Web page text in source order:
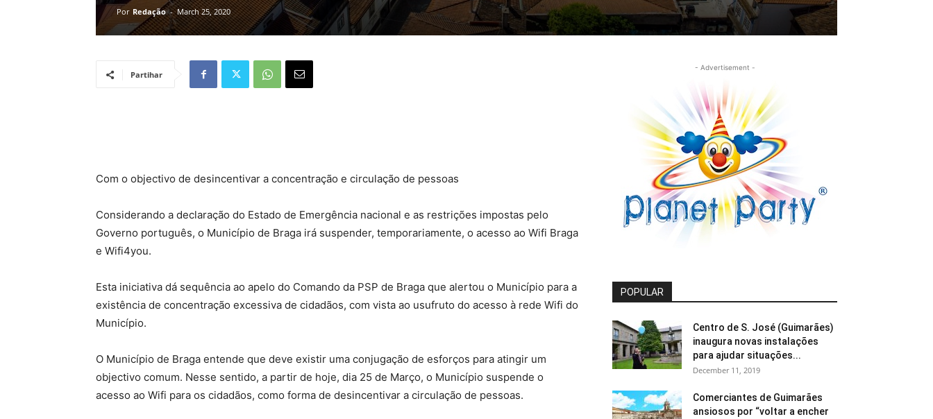
Por Redação - March 25, 2020
Partihar
Com o objectivo de desincentivar a concentração e circulação de pessoas
Considerando a declaração do Estado de Emergência nacional e as restrições impostas pelo
Governo português, o Município de Braga irá suspender, temporariamente, o acesso ao Wifi Braga
e Wifi4you.
Esta iniciativa dá sequência ao apelo do Comando da PSP de Braga que alertou o Município para a
existência de concentração excessiva de cidadãos, com vista ao usufruto do acesso à rede Wifi do
Município.
O Município de Braga entende que deve existir uma conjugação de esforços para atingir um
objectivo comum. Nesse sentido, a partir de hoje, dia 25 de Março, o Município suspende o
acesso ao Wifi para os cidadãos, como forma de desincentivar a circulação de pessoas.
- Advertisement -
POPULAR
Centro de S. José (Guimarães)
inaugura novas instalações
para ajudar situações...
December 11, 2019
Comerciantes de Guimarães
ansiosos por “voltar a encher